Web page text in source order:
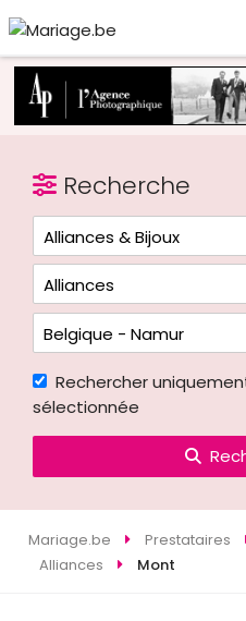
Recherche
Rechercher
sélectionnée
Mariage.be Prestataires
Alliances
Mont